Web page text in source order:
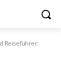
Reiseführer: